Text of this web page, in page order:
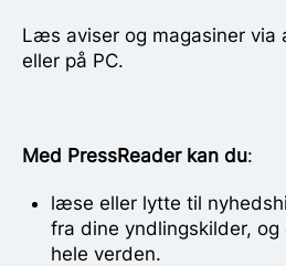
Læs aviser og magasiner via
eller på PC.
Med PressReader kan du:
læse eller lytte til
fra dine yndlingskilder, og
hele verden.